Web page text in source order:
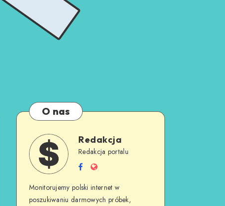
O nas
Redakcja
Redakcja portalu
Monitorujemy polski internet w
poszukiwaniu darmowych próbek,